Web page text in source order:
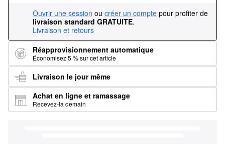
Ouvrir une session ou créer un compte pour profiter de
livraison standard GRATUITE.
Livraison et retours
Réapprovisionnement automatique
Économisez 5 % sur cet article
Livraison le jour même
Achat en ligne et ramassage
Recevez-la demain